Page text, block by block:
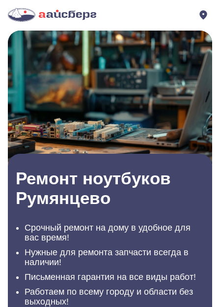
Ремонт ноутбуков
Румянцево
Срочный ремонт на дому в удобное для
вас время!
Нужные для ремонта запчасти всегда в
наличии!
Письменная гарантия на все виды работ!
Работаем по всему городу и области без
выходных!